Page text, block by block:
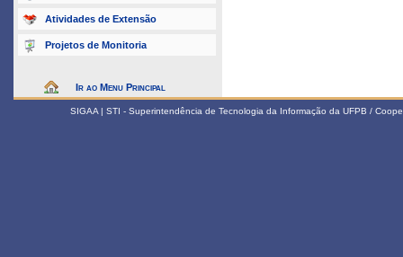
Atividades de Extensão
Projetos de Monitoria
Ir ao Menu Principal
SIGAA | STI - Superintendência de Tecnologia da Informação da UFPB /